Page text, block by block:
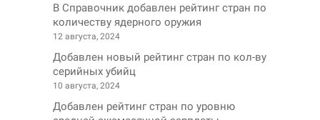
В Справочник добавлен рейтинг стран по
количеству ядерного оружия
12 августа, 2024
Добавлен новый рейтинг стран по кол-ву
серийных убийц
10 августа, 2024
Добавлен рейтинг стран по уровню